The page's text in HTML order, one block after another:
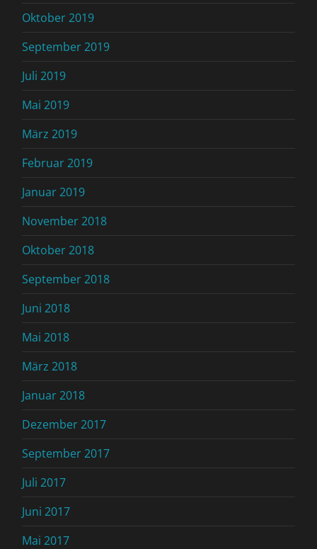
Oktober 2019
September 2019
Juli 2019
Mai 2019
März 2019
Februar 2019
Januar 2019
November 2018
Oktober 2018
September 2018
Juni 2018
Mai 2018
März 2018
Januar 2018
Dezember 2017
September 2017
Juli 2017
Juni 2017
Mai 2017